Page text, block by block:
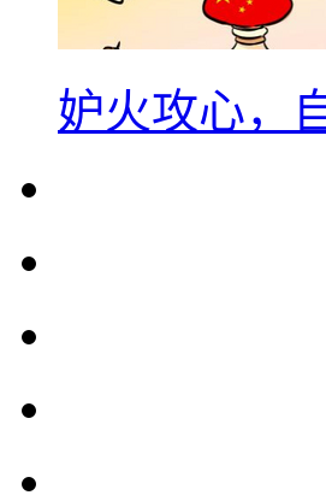
妒火攻心，